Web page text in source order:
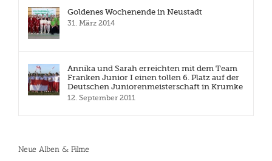
Goldenes Wochenende in Neustadt
31. März 2014
Annika und Sarah erreichten mit dem Team
Franken Junior I einen tollen 6. Platz auf der
Deutschen Juniorenmeisterschaft in Krumke
12. September 2011
Neue Alben & Filme